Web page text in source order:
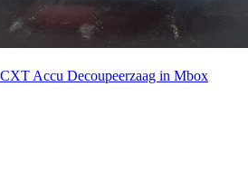
Accu Decoupeerzaag in Mbox